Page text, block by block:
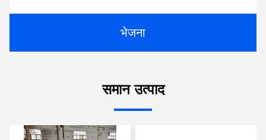
भेजना
समान उत्पाद